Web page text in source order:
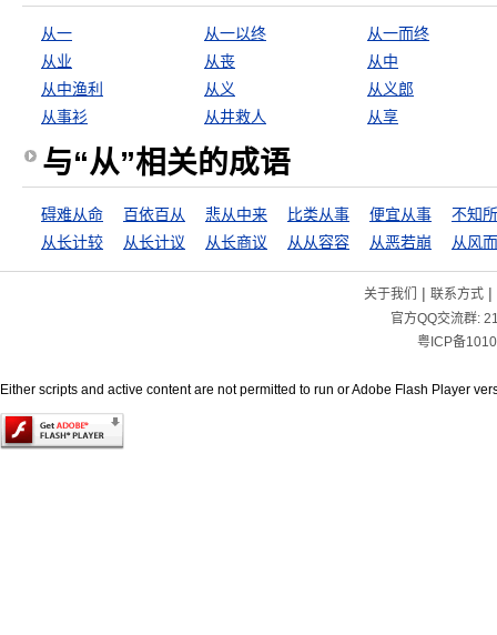
从一 从一以终
从一而终
从业
从丧
从中
从中渔利
从义
从义郎
从事衫
从井救人 从享
与“从”相关的成语
碍难从命 百依百从 悲从中来 比类从事 便宜从事
不知
从长计较
从长计议 从长商议 从从容容 从恶若崩 从风
关于我们 | 联系方式|
官方QQ交流群:
粤ICP备
Either scripts and active content are not permitted to run or Adobe Flash Player